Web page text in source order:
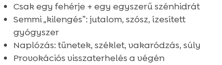
Csak egy fehérje + egy egyszerű szénhidrát
Semmi „kilengés”: jutalom, szósz, ízesített
gyógyszer
Naplózás: tünetek, széklet, vakaródzás, súly
Provokációs visszaterhelés a végén